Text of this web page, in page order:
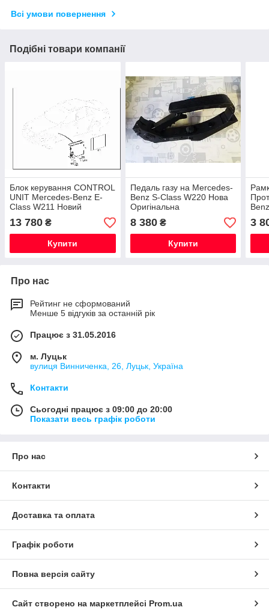
Всі умови повернення
Подібні товари компанії
Блок керування CONTROL
UNIT Mercedes-Benz E-
Class W211 Новий
Оригінал
13 780 ₴
Купити
Педаль газу на Mercedes-
Benz S-Class W220 Нова
Оригінальна
8 380₴
Купити
3
Про нас
Рейтинг не сформований
Менше 5 відгуків за останній рік
Працює з 31.05.2016
м. Луцьк
вулиця Винниченка, 26, Луцьк, Україна
Контакти
Сьогодні працює з 09:00 до 20:00
Показати весь графік роботи
Про нас
Контакти
Доставка та оплата
Графік роботи
Повна версія сайту
Сайт створено на маркетплейсі Prom.ua